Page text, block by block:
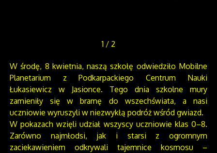
1 / 2
W środę, 8 kwietnia, naszą szkołę odwiedziło Mobilne
Planetarium z Podkarpackiego Centrum Nauki
Łukasiewicz w Jasionce. Tego dnia szkolne mury
zamieniły się w bramę do wszechświata, a nasi
uczniowie wyruszyli w niezwykłą podróż wśród gwiazd.
W pokazach wzięli udział wszyscy uczniowie klas 0–8.
Zarówno najmłodsi, jak i starsi z ogromnym
zaciekawieniem odkrywali tajemnice kosmosu –